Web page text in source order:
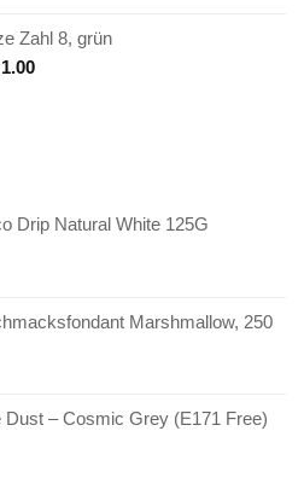
CHF 3.75.
Zahl 8, grün
Aktueller
Drip Natural White 125G
Marshmallow, 250
Dust – Cosmic Grey (E171 Free)